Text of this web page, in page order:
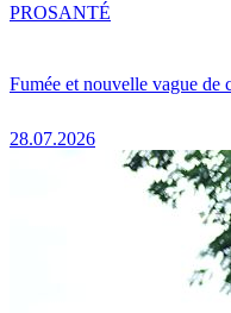
Fumée et nouvelle vague de
28.07.2026
PROSANTÉ